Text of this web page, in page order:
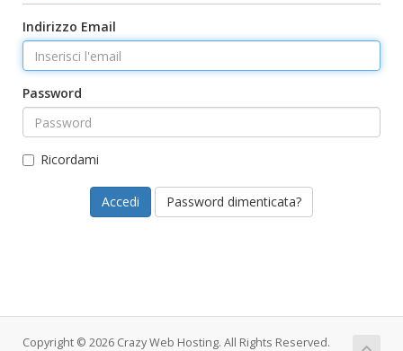
Indirizzo Email
Password
Ricordami
Password dimenticata?
Copyright © 2026 Crazy Web Hosting. All Rights Reserved.